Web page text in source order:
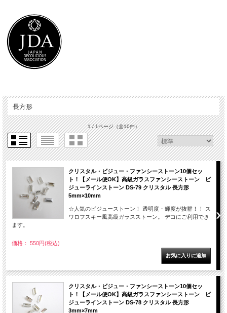
長方形
1 / 1ページ（全10件）
クリスタル・ビジュー・ファンシーストーン10個セッ
ト！【メール便OK】高級ガラスファンシーストーン ビ
ジューラインストーン DS-79 クリスタル 長方形
5mm×10mm
☆人気のビジューストーン！ 透明度・輝度が抜群！！ ス
ワロフスキー風高級ガラスストーン。 デコにご利用でき
ます。
価格： 550円(税込)
クリスタル・ビジュー・ファンシーストーン10個セッ
ト！【メール便OK】高級ガラスファンシーストーン ビ
ジューラインストーン DS-78 クリスタル 長方形
3mm×7mm